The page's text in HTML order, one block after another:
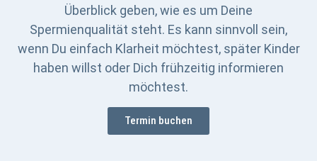
Überblick geben, wie es um Deine
Spermienqualität steht. Es kann sinnvoll sein,
wenn Du einfach Klarheit möchtest, später Kinder
haben willst oder Dich frühzeitig informieren
möchtest.
Termin buchen